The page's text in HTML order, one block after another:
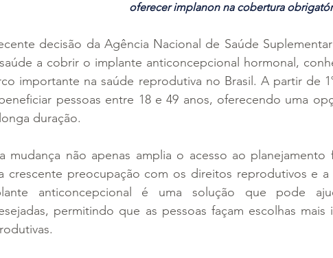
oferecer implanon na cobertura
decisão da Agência Nacional de Saúde
a cobrir o implante anticoncepcional hormonal,
importante na saúde reprodutiva no Brasil. A partir de
pessoas entre 18 e 49 anos, oferecendo uma
duração.
mudança não apenas amplia o acesso ao planejamento
crescente preocupação com os direitos reprodutivos e
anticoncepcional é uma solução que pode
permitindo que as pessoas façam escolhas mais